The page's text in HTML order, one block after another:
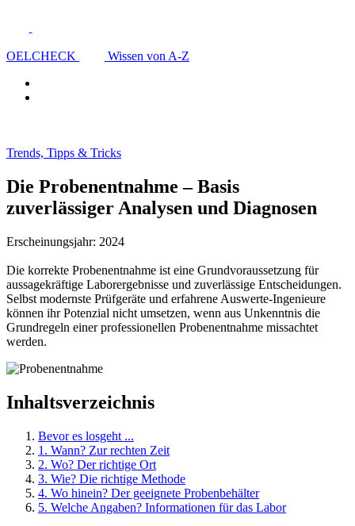
OELCHECK Wissen von A-Z
Trends, Tipps & Tricks
Die Probenentnahme – Basis
zuverlässiger Analysen und Diagnosen
Erscheinungsjahr: 2024
Die korrekte Probenentnahme ist eine Grundvoraussetzung für
aussagekräftige Laborergebnisse und zuverlässige Entscheidungen.
Selbst modernste Prüfgeräte und erfahrene Auswerte-Ingenieure
können ihr Potenzial nicht umsetzen, wenn aus Unkenntnis die
Grundregeln einer professionellen Probenentnahme missachtet
werden.
Inhaltsverzeichnis
Bevor es losgeht ...
1. Wann? Zur rechten Zeit
2. Wo? Der richtige Ort
3. Wie? Die richtige Methode
4. Wo hinein? Der geeignete Probenbehälter
5. Welche Angaben? Informationen für das Labor